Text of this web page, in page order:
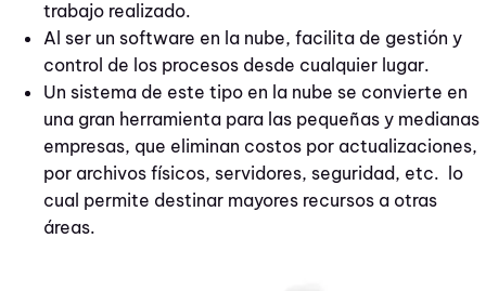
trabajo realizado.
Al ser un software en la nube, facilita de gestión y
control de los procesos desde cualquier lugar.
Un sistema de este tipo en la nube se convierte en
una gran herramienta para las pequeñas y medianas
empresas, que eliminan costos por actualizaciones,
por archivos físicos, servidores, seguridad, etc. lo
cual permite destinar mayores recursos a otras
áreas.